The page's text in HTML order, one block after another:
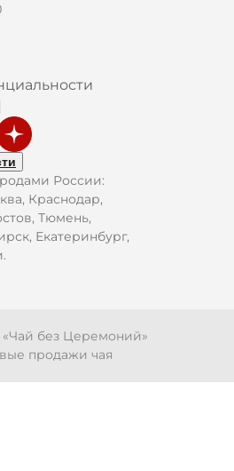
России:
Краснодар,
Тюмень,
Екатеринбург,
«Чай без Церемоний»
продажи чая